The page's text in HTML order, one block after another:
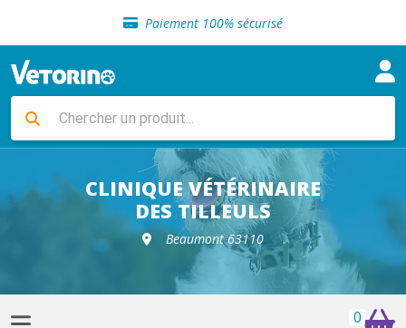
Paiement 100% sécurisé
Livraison gratuite en clinique vétérinaire
Sélection de croquettes vétérinaire
Livraison gratuite en clinique vétérinaire
Retour gratuit en clinique
Sélection de croquettes vétérinaire
CLINIQUE VÉTÉRINAIRE
DES TILLEULS
Beaumont 63110
0